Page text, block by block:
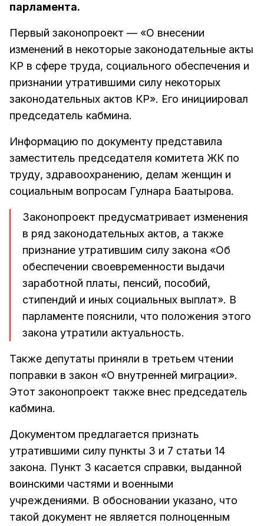
парламента.
Первый законопроект — «О внесении
изменений в некоторые законодательные акты
КР в сфере труда, социального обеспечения и
признании утратившими силу некоторых
законодательных актов КР». Его инициировал
председатель кабмина.
Информацию по документу представила
заместитель председателя комитета ЖК по
труду, здравоохранению, делам женщин и
социальным вопросам Гулнара Баатырова.
Законопроект предусматривает изменения
в ряд законодательных актов, а также
признание утратившим силу закона «Об
обеспечении своевременности выдачи
заработной платы, пенсий, пособий,
стипендий и иных социальных выплат». В
парламенте пояснили, что положения этого
закона утратили актуальность.
Также депутаты приняли в третьем чтении
поправки в закон «О внутренней миграции».
Этот законопроект также внес председатель
кабмина.
Документом предлагается признать
утратившими силу пункты 3 и 7 статьи 14
закона. Пункт 3 касается справки, выданной
воинскими частями и военными
учреждениями. В обосновании указано, что
такой документ не является полноценным